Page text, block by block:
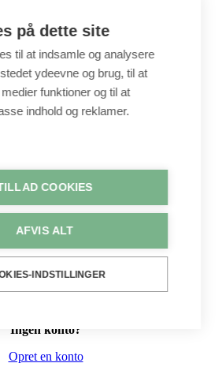
Ingen konto?
Opret en konto
på dette site
til at indsamle og analysere
ydeevne og brug, til at
funktioner og til at
indhold og reklamer.
COOKIES
AFVIS ALT
INDSTILLINGER